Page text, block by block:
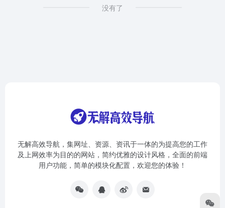
没有了
无解高效导航，集网址、资源、资讯于一体的为提高您的工作
及上网效率为目的的网站，简约优雅的设计风格，全面的前端
用户功能，简单的模块化配置，欢迎您的体验！